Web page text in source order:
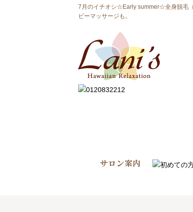
7月のイチオシ☆Early summer☆全身脱毛
ビーマッサージも。